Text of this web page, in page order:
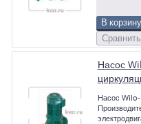
В корзину
Сравнить
Насос
Насос